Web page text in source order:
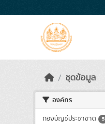
ชุดข้อมูล
องค์กร
กองบัญชีประชาชาติ 5